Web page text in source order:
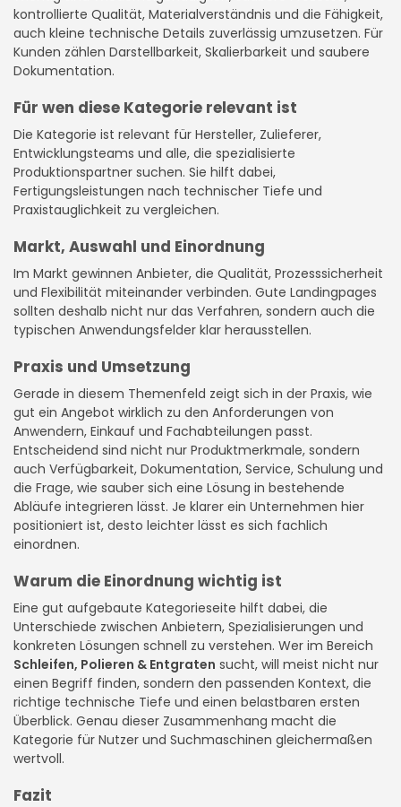
kontrollierte Qualität, Materialverständnis und die Fähigkeit,
auch kleine technische Details zuverlässig umzusetzen. Für
Kunden zählen Darstellbarkeit, Skalierbarkeit und saubere
Dokumentation.
Für wen diese Kategorie relevant ist
Die Kategorie ist relevant für Hersteller, Zulieferer,
Entwicklungsteams und alle, die spezialisierte
Produktionspartner suchen. Sie hilft dabei,
Fertigungsleistungen nach technischer Tiefe und
Praxistauglichkeit zu vergleichen.
Markt, Auswahl und Einordnung
Im Markt gewinnen Anbieter, die Qualität, Prozesssicherheit
und Flexibilität miteinander verbinden. Gute Landingpages
sollten deshalb nicht nur das Verfahren, sondern auch die
typischen Anwendungsfelder klar herausstellen.
Praxis und Umsetzung
Gerade in diesem Themenfeld zeigt sich in der Praxis, wie
gut ein Angebot wirklich zu den Anforderungen von
Anwendern, Einkauf und Fachabteilungen passt.
Entscheidend sind nicht nur Produktmerkmale, sondern
auch Verfügbarkeit, Dokumentation, Service, Schulung und
die Frage, wie sauber sich eine Lösung in bestehende
Abläufe integrieren lässt. Je klarer ein Unternehmen hier
positioniert ist, desto leichter lässt es sich fachlich
einordnen.
Warum die Einordnung wichtig ist
Eine gut aufgebaute Kategorieseite hilft dabei, die
Unterschiede zwischen Anbietern, Spezialisierungen und
konkreten Lösungen schnell zu verstehen. Wer im Bereich
Schleifen, Polieren & Entgraten sucht, will meist nicht nur
einen Begriff finden, sondern den passenden Kontext, die
richtige technische Tiefe und einen belastbaren ersten
Überblick. Genau dieser Zusammenhang macht die
Kategorie für Nutzer und Suchmaschinen gleichermaßen
wertvoll.
Fazit